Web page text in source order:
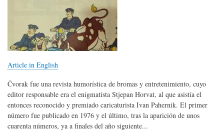
Article in English
Čvorak fue una revista humorística de bromas y entretenimiento, cuyo
editor responsable era el enigmatista Stjepan Horvat, al que asistía el
entonces reconocido y premiado caricaturista Ivan Pahernik. El primer
número fue publicado en 1976 y el último, tras la aparición de unos
cuarenta números, ya a finales del año siguiente...